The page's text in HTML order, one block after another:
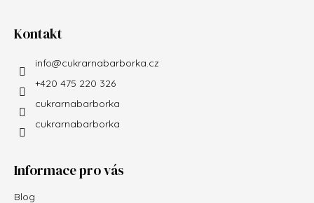
Kontakt
info@cukrarnabarborka.cz
+420 475 220 326
cukrarnabarborka
cukrarnabarborka
Informace pro vás
Blog